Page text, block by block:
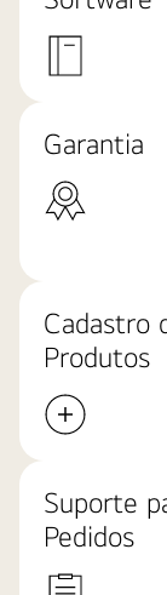
Garantia
Cadastro
Produtos
Suporte
Pedidos